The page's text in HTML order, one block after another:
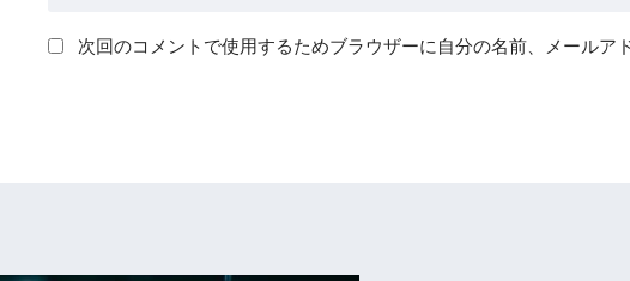
次回のコメントで使用するためブラウザーに自分の名前、メールア